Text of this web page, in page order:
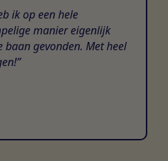
ik op een hele
manier eigenlijk
baan gevonden. Met heel